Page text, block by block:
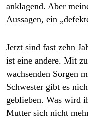
anklagend. Aber
Aussagen, ein
Jetzt sind fast zehn
ist eine andere. Mit
wachsenden Sorgen
Schwester gibt es
geblieben. Was wird
Mutter sich nicht